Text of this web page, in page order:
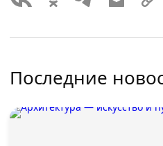
Последние